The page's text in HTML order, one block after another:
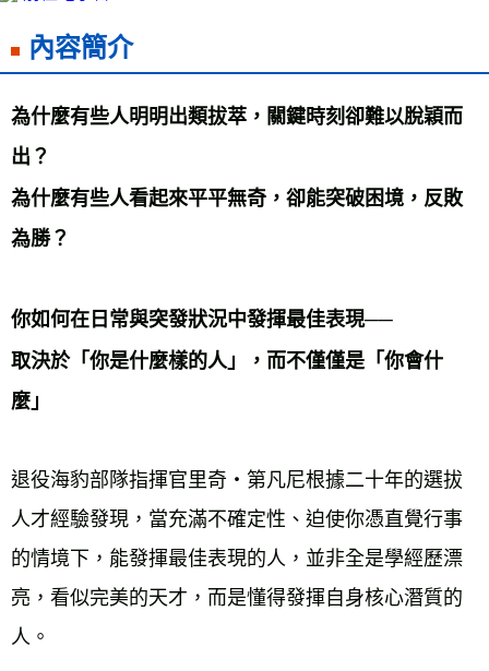
付款後全家取貨
7-11取貨付款
每筆NT$60，滿NT$799(含以上)免運費
付款後7-11取貨
離島宅配
每筆NT$200，滿NT$99,999(含以上)免運費
海外叢書運費
數位商品海外免運 查看運費
內容簡介
為什麼有些人明明出類拔萃，關鍵時刻卻難以脫穎而
出？
為什麼有些人看起來平平無奇，卻能突破困境，反敗
為勝？
你如何在日常與突發狀況中發揮最佳表現──
取決於「你是什麼樣的人」，而不僅僅是「你會什
麼」
退役海豹部隊指揮官里奇‧第凡尼根據二十年的選拔
人才經驗發現，當充滿不確定性、迫使你憑直覺行事
的情境下，能發揮最佳表現的人，並非全是學經歷漂
亮，看似完美的天才，而是懂得發揮自身核心潛質的
人。